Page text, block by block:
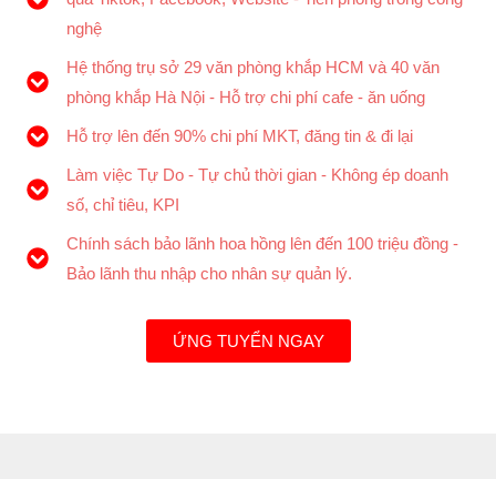
nghệ
Hệ thống trụ sở 29 văn phòng khắp HCM và 40 văn
phòng khắp Hà Nội - Hỗ trợ chi phí cafe - ăn uống
Hỗ trợ lên đến 90% chi phí MKT, đăng tin & đi lại
Làm việc Tự Do - Tự chủ thời gian - Không ép doanh
số, chỉ tiêu, KPI
Chính sách bảo lãnh hoa hồng lên đến 100 triệu đồng -
Bảo lãnh thu nhập cho nhân sự quản lý.
ỨNG TUYỂN NGAY